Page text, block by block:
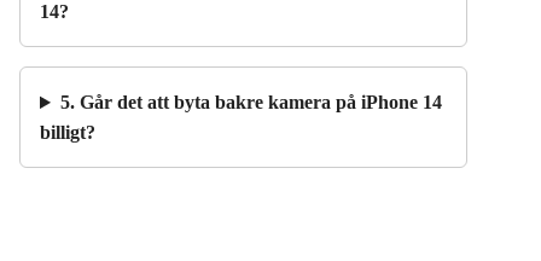
14?
5. Går det att byta bakre kamera på iPhone 14
billigt?